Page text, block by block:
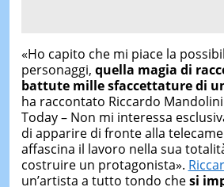
«Ho capito che mi piace la
personaggi, quella magia di
battute mille sfaccettature di
ha raccontato Riccardo
Today – Non mi interessa
di apparire di fronte alla
affascina il lavoro nella sua
costruire un protagonista».
un’artista a tutto tondo chesi